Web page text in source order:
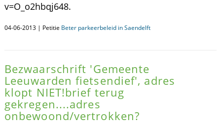
v=O_o2hbqj648.
04-06-2013 | Petitie Beter parkeerbeleid in Saendelft
Bezwaarschrift 'Gemeente
Leeuwarden fietsendief', adres
klopt NIET!brief terug
gekregen....adres
onbewoond/vertrokken?